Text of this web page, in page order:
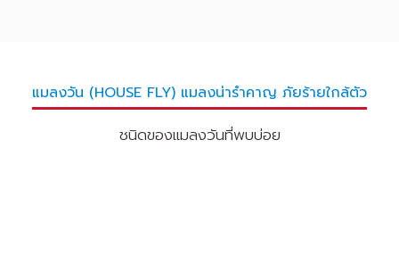
แมลงวัน (HOUSE FLY) แมลงน่ารำคาญ ภัยร้ายใกล้ตัว
ชนิดของแมลงวันที่พบบ่อย